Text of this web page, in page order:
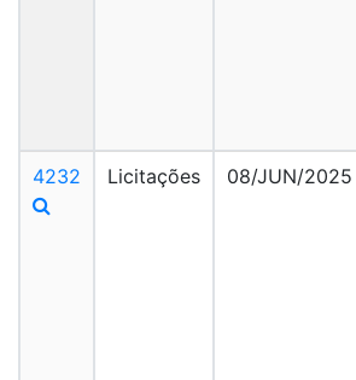
4232 Licitações 08/JUN/2025